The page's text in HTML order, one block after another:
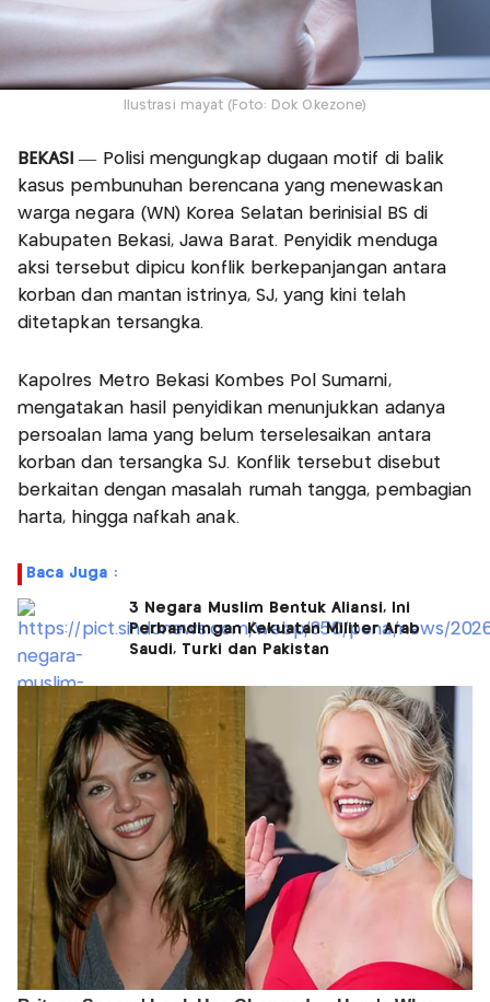
Ilustrasi mayat (Foto: Dok Okezone)
BEKASI— Polisi mengungkap dugaan motif di balik
kasus pembunuhan berencana yang menewaskan
warga negara (WN) Korea Selatan berinisial BS di
Kabupaten Bekasi, Jawa Barat. Penyidik menduga
aksi tersebut dipicu konflik berkepanjangan antara
korban dan mantan istrinya, SJ, yang kini telah
ditetapkan tersangka.
Kapolres Metro Bekasi Kombes Pol Sumarni,
mengatakan hasil penyidikan menunjukkan adanya
persoalan lama yang belum terselesaikan antara
korban dan tersangka SJ. Konflik tersebut disebut
berkaitan dengan masalah rumah tangga, pembagian
harta, hingga nafkah anak.
Baca Juga :
3 Negara Muslim Bentuk Aliansi, Ini
Perbandingan Kekuatan Militer Arab
Saudi, Turki dan Pakistan